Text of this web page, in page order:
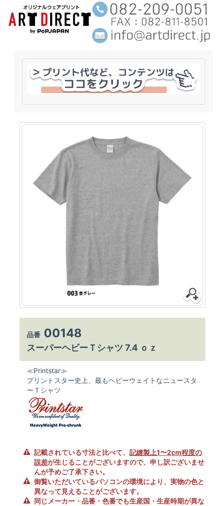
品番 00148
スーパーヘビーＴシャツ 7.4 ｏｚ
≪Printstar≫
プリントスター史上、最もヘビーウェイトなニュースタ
ーＴシャツ
記載されている寸法と比べて、 記縫製上1〜2cm程度の
誤差が生じることがございますので、申し訳ございませ
んが予めご了承下さい。
御覧いただいているパソコンの環境により、実物の色と
異なって見えることがございます。
同じメーカー・品番・色番でも生産国・生産時期が異な